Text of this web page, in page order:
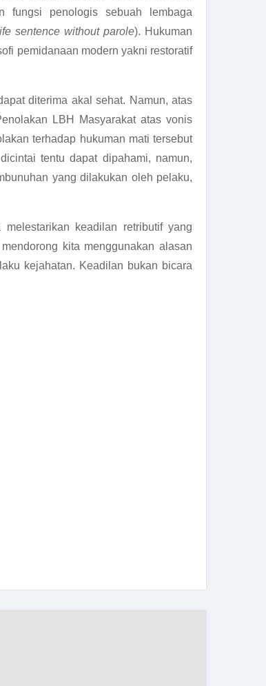
fungsi penologis sebuah lembaga
sentence without parole). Hukuman
pemidanaan modern yakni restoratif
diterima akal sehat. Namun, atas
LBH Masyarakat atas vonis
terhadap hukuman mati tersebut
tentu dapat dipahami, namun,
yang dilakukan oleh pelaku,
keadilan retributif yang
kita menggunakan alasan
kejahatan. Keadilan bukan bicara